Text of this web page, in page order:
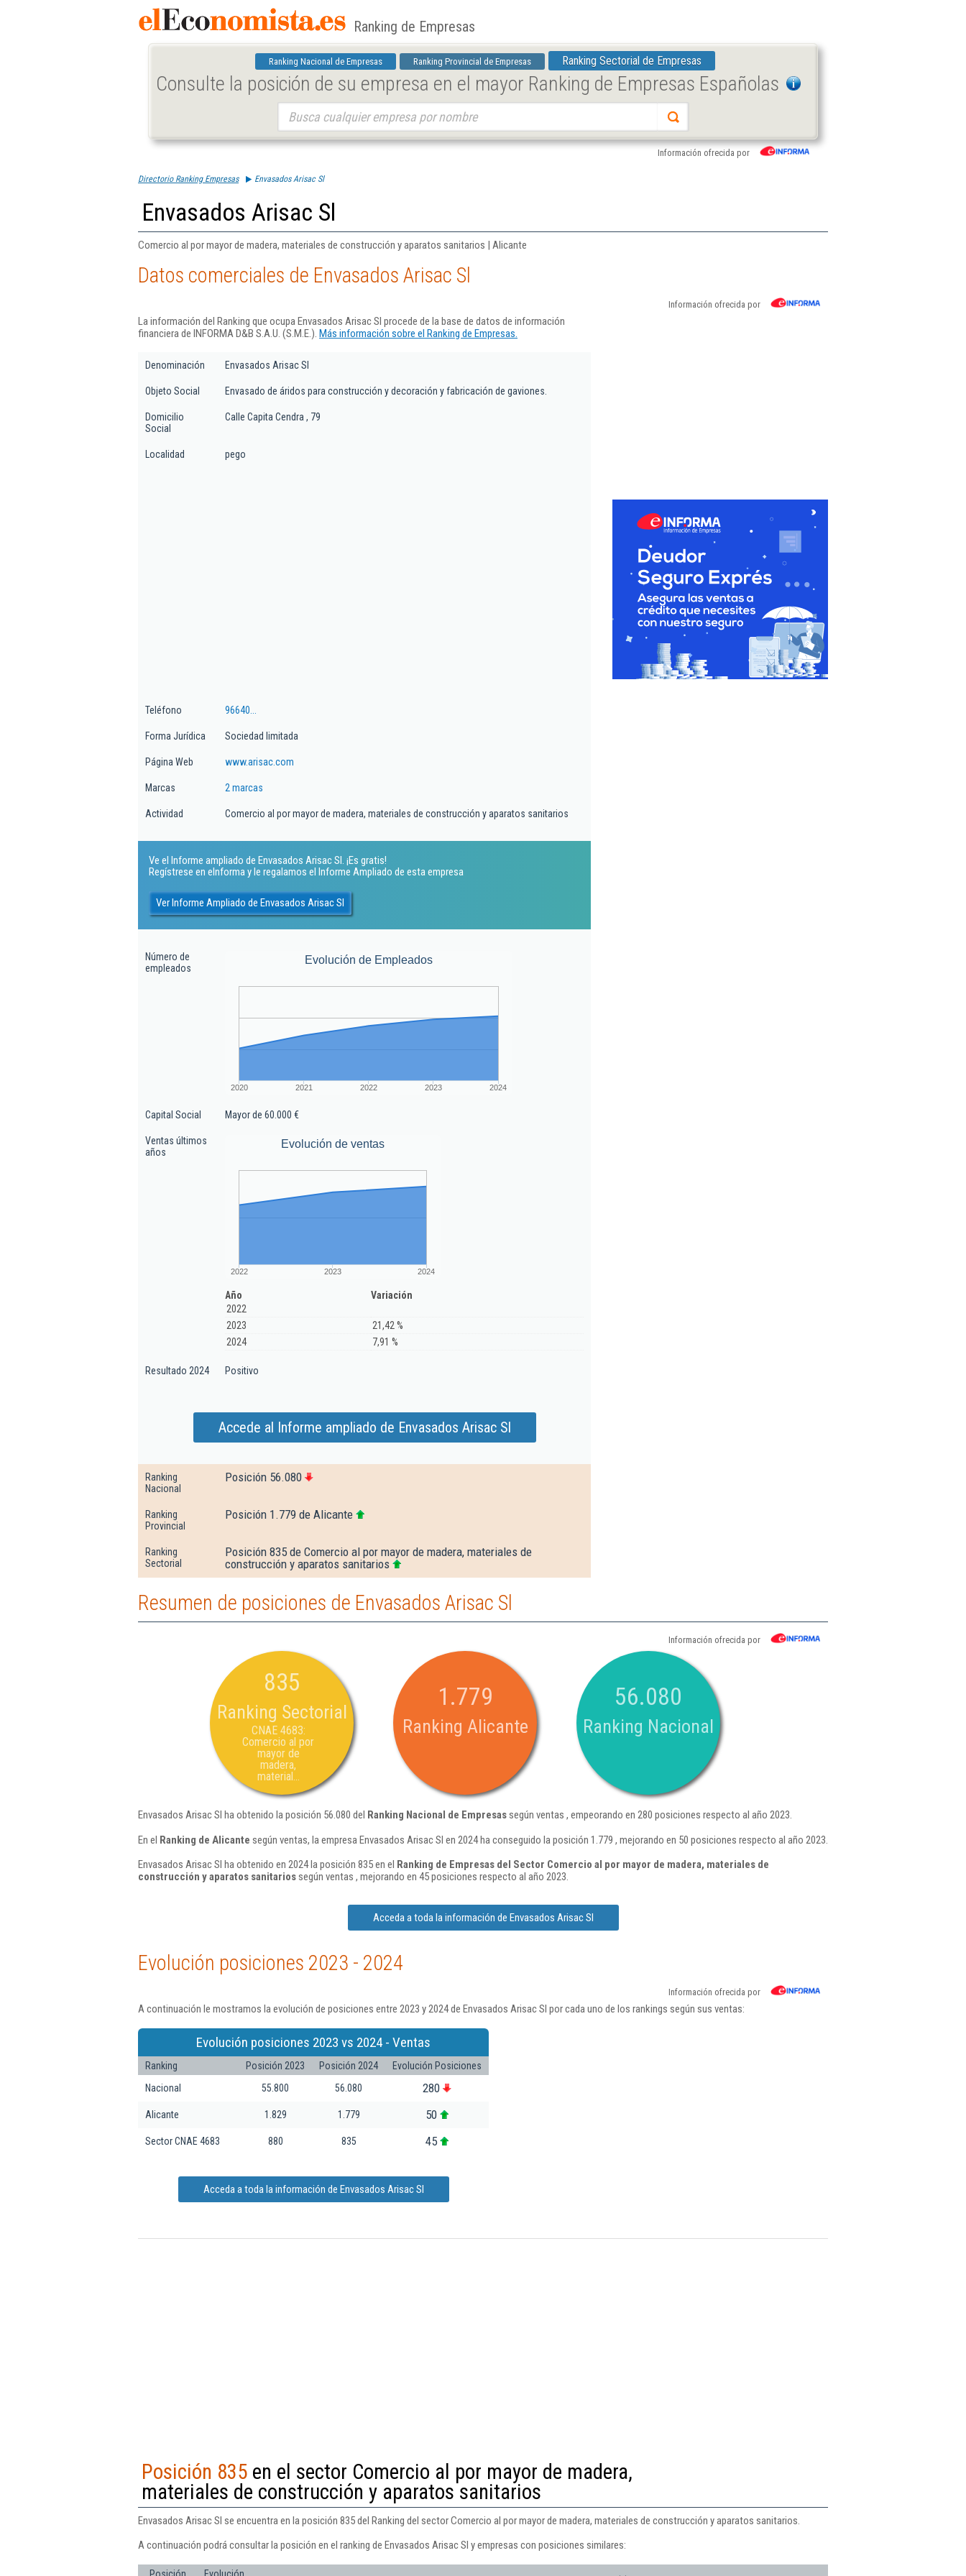
Ranking de Empresas
Ranking Nacional de Empresas Ranking Provincial de Empresas Ranking Sectorial de Empresas
Consulte la posición de su empresa en el mayor Ranking de Empresas Españolas
Información ofrecida por
Directorio Ranking Empresas Envasados Arisac Sl
Envasados Arisac Sl
Comercio al por mayor de madera, materiales de construcción y aparatos sanitarios | Alicante
Datos comerciales de Envasados Arisac Sl
Información ofrecida por
La información del Ranking que ocupa Envasados Arisac Sl procede de la base de datos de información
financiera de INFORMA D&B S.A.U. (S.M.E.). Más información sobre el Ranking de Empresas.
Denominación Envasados Arisac Sl
Objeto Social Envasado de áridos para construcción y decoración y fabricación de gaviones.
Domicilio
Social
Calle Capita Cendra , 79
Localidad pego
Teléfono 96640...
Forma Jurídica Sociedad limitada
Página Web www.arisac.com
Marcas 2 marcas
Actividad Comercio al por mayor de madera, materiales de construcción y aparatos sanitarios
Ve el Informe ampliado de Envasados Arisac Sl. ¡Es gratis!
Regístrese en eInforma y le regalamos el Informe Ampliado de esta empresa
Ver Informe Ampliado de Envasados Arisac Sl
Número de
empleados
Evolución de Empleados
2020 2021 2022 2023 2024
Capital Social Mayor de 60.000 €
Ventas últimos
años
Evolución de ventas
2022 2023 2024
Año
Variación
2022
2023
21,42 %
2024
7,91 %
Resultado 2024 Positivo
Accede al Informe ampliado de Envasados Arisac Sl
Ranking
Nacional
Posición 56.080
Ranking
Provincial
Posición 1.779 de Alicante
Ranking
Sectorial
Posición 835 de Comercio al por mayor de madera, materiales de
construcción y aparatos sanitarios
Resumen de posiciones de Envasados Arisac Sl
Información ofrecida por
835
Ranking Sectorial
CNAE 4683:
Comercio al por
mayor de
madera,
material...
1.779
Ranking Alicante
56.080
Ranking Nacional
Envasados Arisac Sl ha obtenido la posición 56.080 del Ranking Nacional de Empresassegún ventas , empeorando en 280 posiciones respecto al año 2023.
En el Ranking de Alicante según ventas, la empresa Envasados Arisac Sl en 2024 ha conseguido la posición 1.779 , mejorando en 50 posiciones respecto al año 2023.
Envasados Arisac Sl ha obtenido en 2024 la posición 835 en el Ranking de Empresas del Sector Comercio al por mayor de madera, materiales de
construcción y aparatos sanitariossegún ventas , mejorando en 45 posiciones respecto al año 2023.
Acceda a toda la información de Envasados Arisac Sl
Evolución posiciones 2023 - 2024
Información ofrecida por
A continuación le mostramos la evolución de posiciones entre 2023 y 2024 de Envasados Arisac Sl por cada uno de los rankings según sus ventas:
Evolución posiciones 2023 vs 2024 - Ventas
Ranking Posición 2023 Posición 2024
Evolución Posiciones
Nacional
55.800 56.080 280
Alicante 1.829 1.779 50
Sector CNAE 4683 880 835 45
Acceda a toda la información de Envasados Arisac Sl
Posición 835 en el sector Comercio al por mayor de madera,
materiales de construcción y aparatos sanitarios
Envasados Arisac Sl se encuentra en la posición 835 del Ranking del sector Comercio al por mayor de madera, materiales de construcción y aparatos sanitarios.
A continuación podrá consultar la posición en el ranking de Envasados Arisac Sl y empresas con posiciones similares:
Posición Evolución